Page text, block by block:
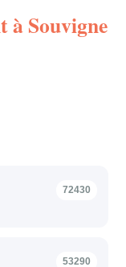
àSouvigne
72430
53290